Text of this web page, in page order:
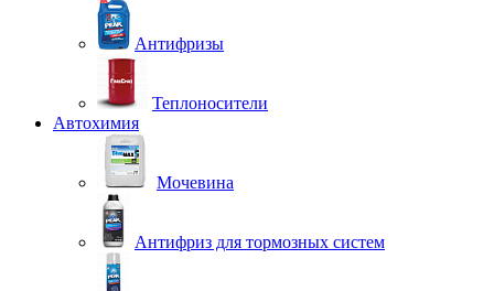
Антифризы
Теплоносители
Автохимия
Мочевина
Антифриз для тормозных систем